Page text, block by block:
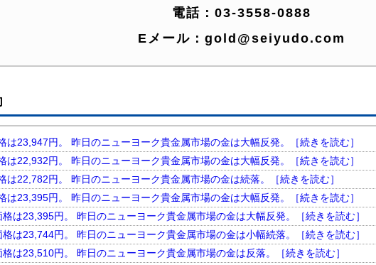
電話： 03-3558-0888
Eメール： gold@seiyudo.com
は23,947円。 昨日のニューヨーク貴金属市場の金は大幅反発。［続きを読む］
は22,932円。 昨日のニューヨーク貴金属市場の金は大幅反発。［続きを読む］
は22,782円。 昨日のニューヨーク貴金属市場の金は続落。［続きを読む］
は23,395円。 昨日のニューヨーク貴金属市場の金は大幅反発。［続きを読む］
は23,395円。 昨日のニューヨーク貴金属市場の金は大幅反発。［続きを読む］
は23,744円。 昨日のニューヨーク貴金属市場の金は小幅続落。［続きを読む］
は23,510円。 昨日のニューヨーク貴金属市場の金は反落。［続きを読む］